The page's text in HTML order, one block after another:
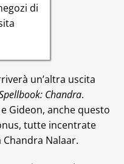
di
un’altra uscita
Chandra.
Gideon, anche questo
tutte incentrate
Nalaar.